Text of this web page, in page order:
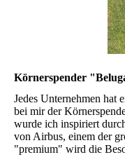
Körnerspender
Jedes Unternehmen hat
bei mir der
wurde ich inspiriert
von Airbus, einem der
"premium" wird die